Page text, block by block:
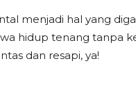
menjadi hal yang
hidup tenang tanpa
dan resapi, ya!